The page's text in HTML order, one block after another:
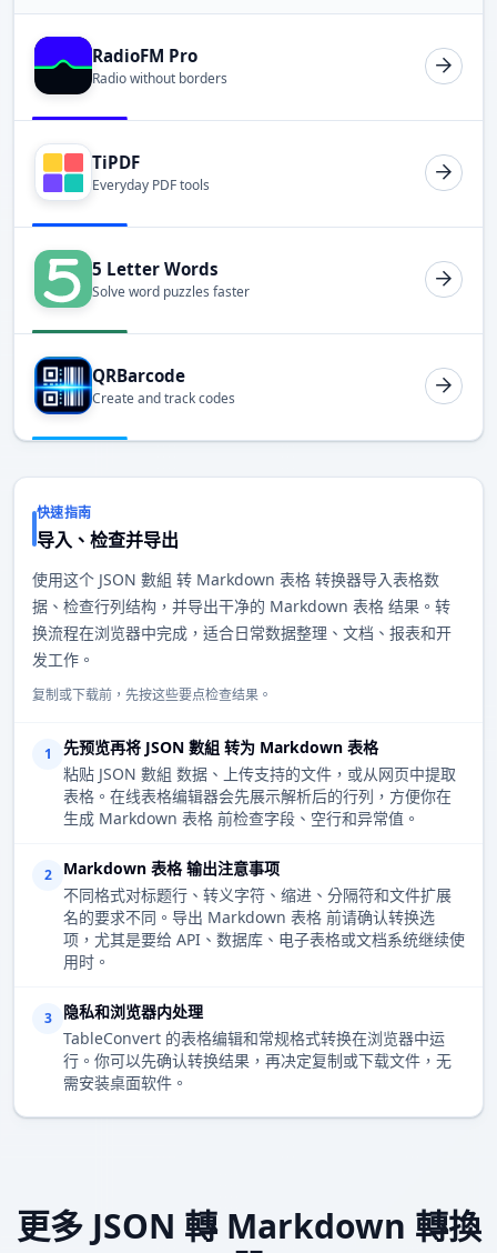
RadioFM Pro
Radio without borders
TiPDF
Everyday PDF tools
5 Letter Words
Solve word puzzles faster
QRBarcode
Create and track codes
快速指南
导入、检查并导出
使用这个 JSON 數組 转 Markdown 表格 转换器导入表格数
据、检查行列结构，并导出干净的 Markdown 表格 结果。转
换流程在浏览器中完成，适合日常数据整理、文档、报表和开
发工作。
复制或下载前，先按这些要点检查结果。
1
先预览再将 JSON 數組 转为 Markdown 表格
粘贴 JSON 數組 数据、上传支持的文件，或从网页中提取
表格。在线表格编辑器会先展示解析后的行列，方便你在
生成 Markdown 表格 前检查字段、空行和异常值。
2
Markdown 表格 输出注意事项
不同格式对标题行、转义字符、缩进、分隔符和文件扩展
名的要求不同。导出 Markdown 表格 前请确认转换选
项，尤其是要给 API、数据库、电子表格或文档系统继续使
用时。
3
隐私和浏览器内处理
TableConvert 的表格编辑和常规格式转换在浏览器中运
行。你可以先确认转换结果，再决定复制或下载文件，无
需安装桌面软件。
更多 JSON 轉 Markdown 轉換